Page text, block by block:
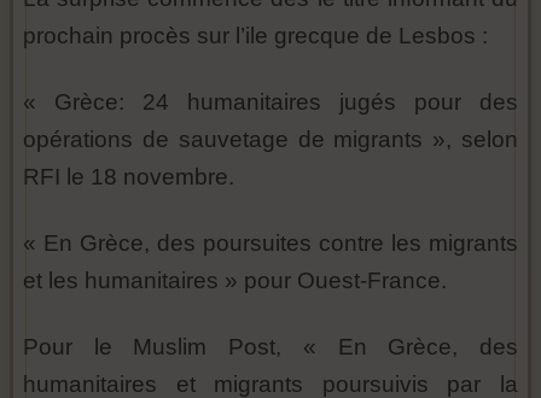
prochain procès sur l’ile grecque de Lesbos :
« Grèce: 24 humanitaires jugés pour des
opérations de sauvetage de migrants », selon
RFI le 18 novembre.
« En Grèce, des poursuites contre les migrants
et les humanitaires » pour Ouest-France.
Pour le Muslim Post, « En Grèce, des
humanitaires et migrants poursuivis par la